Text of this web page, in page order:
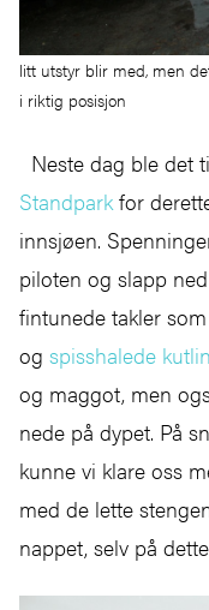
litt utstyr blir med, men
i riktig posisjon
Neste dag ble det
Standpark for
innsjøen.
piloten og slapp
fintunede takler
og spisshalede
og maggot, men
nede på dypet. På
kunne vi klare oss
med de lette
nappet, selv på